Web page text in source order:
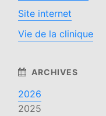
Site internet
Vie de la clinique
2026
2025